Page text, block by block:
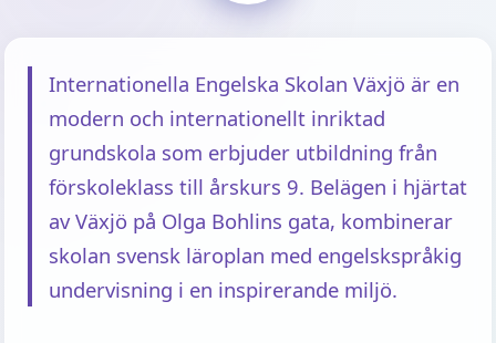
Internationella Engelska Skolan Växjö är en
modern och internationellt inriktad
grundskola som erbjuder utbildning från
förskoleklass till årskurs 9. Belägen i hjärtat
av Växjö på Olga Bohlins gata, kombinerar
skolan svensk läroplan med engelskspråkig
undervisning i en inspirerande miljö.